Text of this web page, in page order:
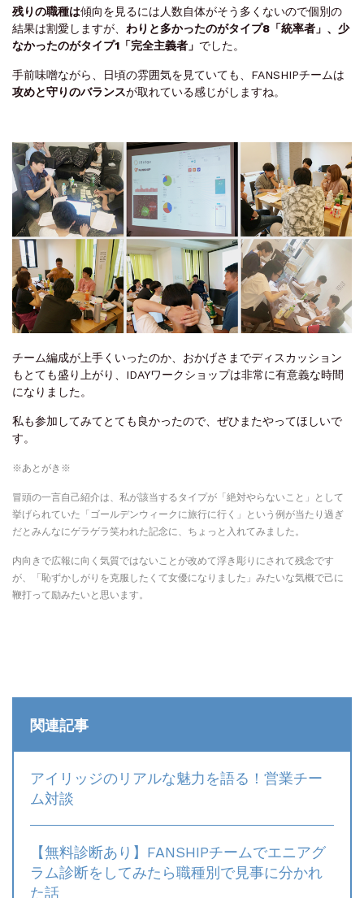
残りの職種は傾向を見るには人数自体がそう多くないので個別の
結果は割愛しますが、 わりと多かったのがタイプ8「統率者」、少
なかったのがタイプ1「完全主義者」 でした。
手前味噌ながら、日頃の雰囲気を見ていても、FANSHIPチームは
攻めと守りのバランスが取れている感じがしますね。
チーム編成が上手くいったのか、おかげさまでディスカッション
もとても盛り上がり、IDAYワークショップは非常に有意義な時間
になりました。
私も参加してみてとても良かったので、ぜひまたやってほしいで
す。
※あとがき※
冒頭の一言自己紹介は、私が該当するタイプが「絶対やらないこと」として
挙げられていた「ゴールデンウィークに旅行に行く」という例が当たり過ぎ
だとみんなにゲラゲラ笑われた記念に、ちょっと入れてみました。
内向きで広報に向く気質ではないことが改めて浮き彫りにされて残念です
が、「恥ずかしがりを克服したくて女優になりました」みたいな気概で己に
鞭打って励みたいと思います。
関連記事
アイリッジのリアルな魅力を語る！営業チー
ム対談
【無料診断あり】FANSHIPチームでエニアグ
ラム診断をしてみたら職種別で見事に分かれ
た話